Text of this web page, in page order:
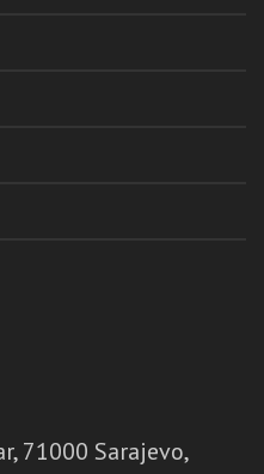
71000 Sarajevo,